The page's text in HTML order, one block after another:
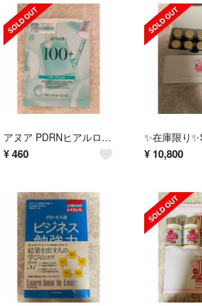
アヌア PDRNヒアルロン酸セラムマスク
¥460 ¥ 10,800